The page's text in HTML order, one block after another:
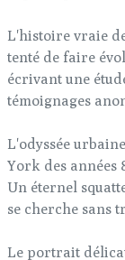
L'histoire vraie
tenté de faire
écrivant une
témoignages
L'odyssée
York des années
Un éternel
se cherche sans
Le portrait